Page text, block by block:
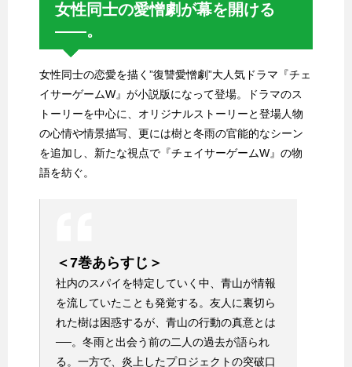
女性同士の愛憎劇が幕を開ける
――。
女性同士の恋愛を描く”復讐愛憎劇”大人気ドラマ『チェ
イサーゲームW』が小説版になって登場。ドラマのス
トーリーを中心に、オリジナルストーリーと登場人物
の心情や情景描写、更には樹と冬雨の官能的なシーン
を追加し、新たな視点で『チェイサーゲームW』の物
語を紡ぐ。
＜7巻あらすじ＞
社内のスパイを特定していく中、青山が情報
を流していたことも発覚する。友人に裏切ら
れた樹は困惑するが、青山の行動の真意とは
──。冬雨と出会う前の二人の過去が語られ
る。一方で、炎上したプロジェクトの突破口